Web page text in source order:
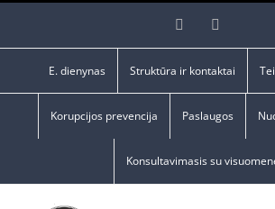
Facebook
E. dienynas Struktūra ir kontaktai
Korupcijos prevencija Paslaugos
Konsultavimasis su